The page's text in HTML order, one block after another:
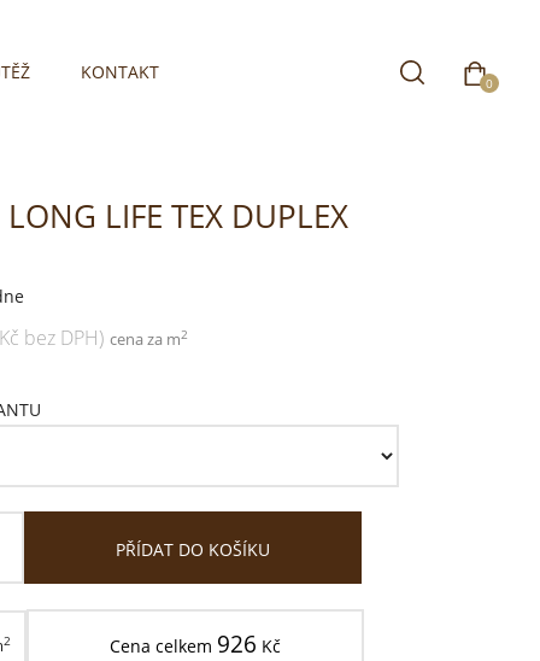
KONTAKT 0
LIFE TEX DUPLEX
bez DPH) cena za m2
PŘÍDAT DO KOŠÍKU
2 Cena celkem 926 Kč